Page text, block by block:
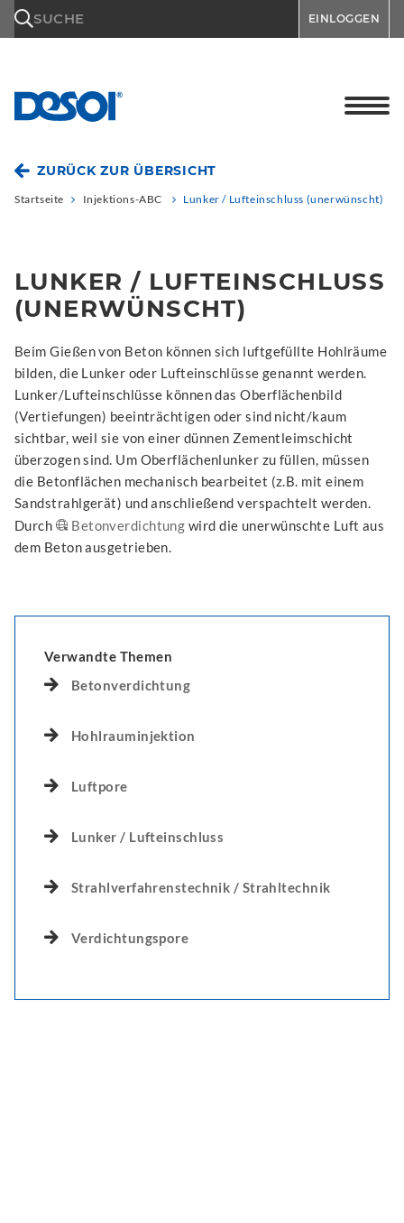
SUCHE EINLOGGEN
ZURÜCK ZUR ÜBERSICHT
Startseite Injektions-ABC Lunker / Lufteinschluss (unerwünscht)
LUNKER / LUFTEINSCHLUSS
(UNERWÜNSCHT)
Beim Gießen von Beton können sich luftgefüllte Hohlräume
bilden, die Lunker oder Lufteinschlüsse genannt werden.
Lunker/Lufteinschlüsse können das Oberflächenbild
(Vertiefungen) beeinträchtigen oder sind nicht/kaum
sichtbar, weil sie von einer dünnen Zementleimschicht
überzogen sind. Um Oberflächenlunker zu füllen, müssen
die Betonflächen mechanisch bearbeitet (z.B. mit einem
Sandstrahlgerät) und anschließend verspachtelt werden.
Durch
Betonverdichtung wird die unerwünschte Luft aus
dem Beton ausgetrieben.
Verwandte Themen
Betonverdichtung
Hohlrauminjektion
Luftpore
Lunker / Lufteinschluss
Strahlverfahrenstechnik / Strahltechnik
Verdichtungspore